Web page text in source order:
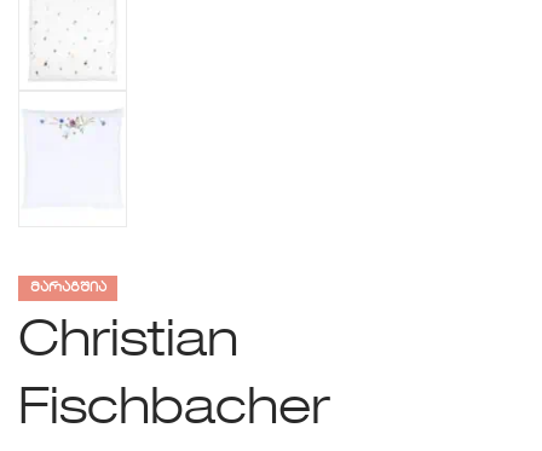
ᲛᲐᲠᲐᲒᲨᲘᲐ
Christian
Fischbacher